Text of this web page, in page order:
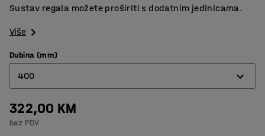
Sustav regala možete proširiti s dodatnim jedinicama.
Više
Dubina (mm)
400
300
400
322,00 KM
bez PDV